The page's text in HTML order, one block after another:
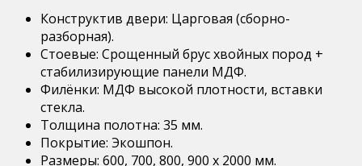
Конструктив двери: Царговая (сборно-
разборная).
Стоевые: Срощенный брус хвойных пород +
стабилизирующие панели МДФ.
Филёнки: МДФ высокой плотности, вставки
стекла.
Толщина полотна: 35 мм.
Покрытие: Экошпон.
Размеры: 600, 700, 800, 900 х 2000 мм.